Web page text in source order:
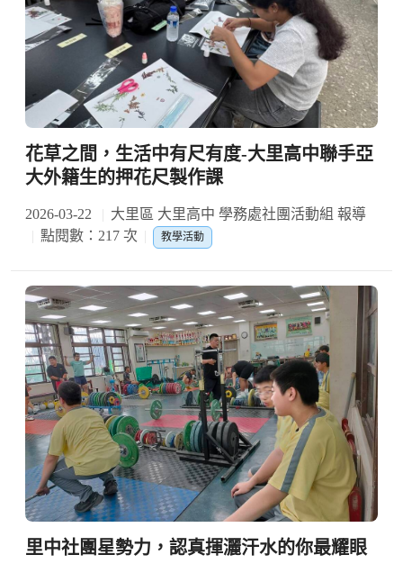
花草之間，生活中有尺有度-大里高中聯手亞
大外籍生的押花尺製作課
2026-03-22
大里區 大里高中 學務處社團活動組 報導
點閱數：217 次
教學活動
里中社團星勢力，認真揮灑汗水的你最耀眼